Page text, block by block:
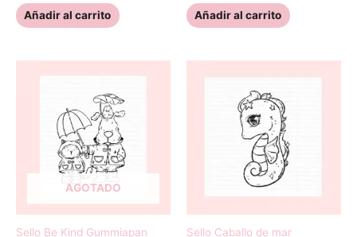
Añadir al carrito Añadir al carrito
AGOTADO
Sello Be Kind Gummiapan
Sello Caballo de mar